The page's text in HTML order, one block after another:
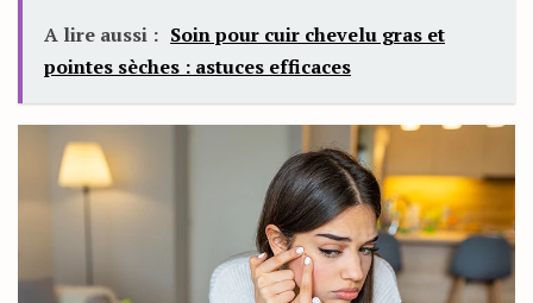
A lire aussi : Soin pour cuir chevelu gras et
pointes sèches : astuces efficaces